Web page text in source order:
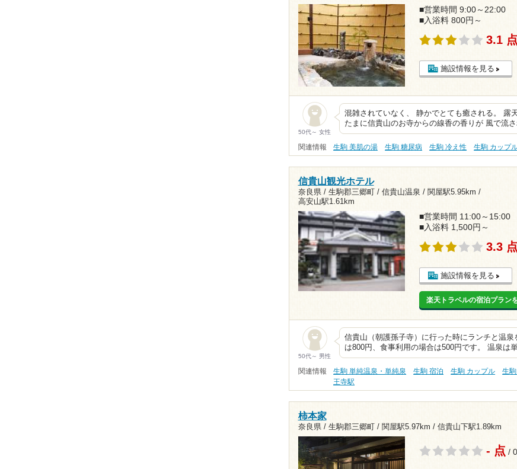
■営業時間 9:00～22:00
■入浴料 800円～
3.1 点
施設情報を見る
50代～ 女性
混雑されていなく、 静かでとても癒される。 露
たまに信貴山のお寺からの線香の香りが 風で流
関連情報 生駒 美肌の湯 生駒 糖尿病 生駒 冷え性 生駒 カップ
信貴山観光ホテル
奈良県 / 生駒郡三郷町 / 信貴山温泉 / 関屋駅5.95km /
高安山駅1.61km
■営業時間 11:00～15:00
■入浴料 1,500円～
3.3 点
施設情報を見る
楽天トラベルの宿泊プラン
50代～ 男性
信貴山（朝護孫子寺）に行った時にランチと温
は800円、食事利用の場合は500円です。 温泉は
関連情報 生駒 単純温泉・単純泉 生駒 宿泊 生駒 カップル 生
王寺駅
柿本家
奈良県 / 生駒郡三郷町 / 関屋駅5.97km / 信貴山下駅1.89km
- 点 /